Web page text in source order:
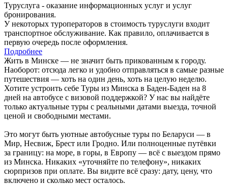
Туруслуга - оказание информационных услуг и услуг
бронирования.
У некоторых туроператоров в стоимость туруслуги входит
транспортное обслуживание. Как правило, оплачивается в
первую очередь после оформления.
Подробнее
Жить в Минске — не значит быть прикованным к городу.
Наоборот: отсюда легко и удобно отправляться в самые разные
путешествия — хоть на один день, хоть на целую неделю.
Хотите устроить себе Туры из Минска в Баден-Баден на 8
дней на автобусе с визовой поддержкой? У нас вы найдёте
только актуальные туры с реальными датами выезда, точной
ценой и свободными местами.
Это могут быть уютные автобусные туры по Беларуси — в
Мир, Несвиж, Брест или Гродно. Или полноценные путёвки
за границу: на море, в горы, в Европу — всё с выездом прямо
из Минска. Никаких «уточняйте по телефону», никаких
сюрпризов при оплате. Вы видите всё сразу: дату, цену, что
включено и сколько мест осталось.